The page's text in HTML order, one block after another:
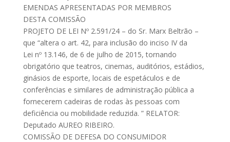
EMENDAS APRESENTADAS POR MEMBROS
DESTA COMISSÃO
PROJETO DE LEI Nº 2.591/24 – do Sr. Marx Beltrão –
que “altera o art. 42, para inclusão do inciso IV da
Lei nº 13.146, de 6 de julho de 2015, tornando
obrigatório que teatros, cinemas, auditórios, estádios,
ginásios de esporte, locais de espetáculos e de
conferências e similares de administração pública a
fornecerem cadeiras de rodas às pessoas com
deficiência ou mobilidade reduzida. ” RELATOR:
Deputado AUREO RIBEIRO.
COMISSÃO DE DEFESA DO CONSUMIDOR